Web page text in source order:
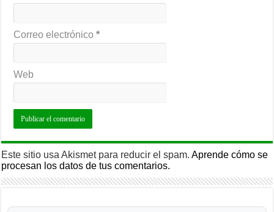
Correo electrónico*
Web
Este sitio usa Akismet para reducir el spam.Aprende cómo se
procesan los datos de tus comentarios.